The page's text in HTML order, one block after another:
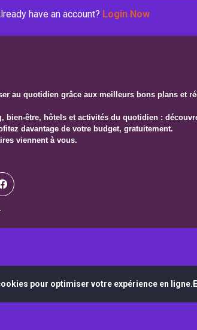
have an account? Login Now
au quotidien grâce aux meilleurs bons plans et
bien-être, hôtels et activités du quotidien :
davantage de votre budget, gratuitement.
viennent à vous.
pour optimiser votre expérience en